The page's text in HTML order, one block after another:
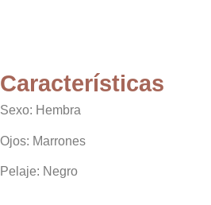
Características
Sexo: Hembra
Ojos: Marrones
Pelaje: Negro